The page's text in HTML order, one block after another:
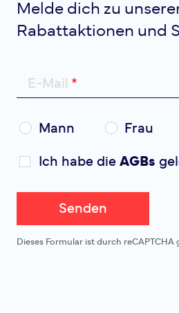
Melde dich zu
Rabattaktionen und
E-Mail
Mann Frau
Ich habe die AGBs
Senden
Dieses Formular ist durch